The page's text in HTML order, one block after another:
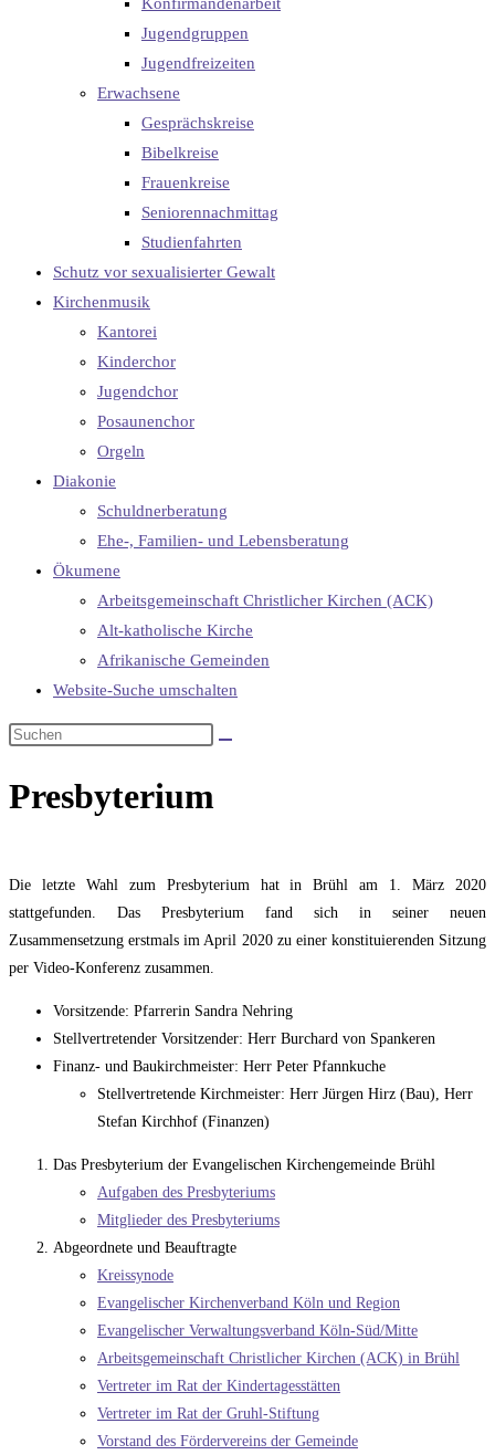
Jugendgruppen
Jugendfreizeiten
Erwachsene
Gesprächskreise
Bibelkreise
Frauenkreise
Seniorennachmittag
Studienfahrten
Schutz vor sexualisierter Gewalt
Kirchenmusik
Kantorei
Kinderchor
Jugendchor
Posaunenchor
Orgeln
Diakonie
Schuldnerberatung
Ehe-, Familien- und Lebensberatung
Ökumene
Arbeitsgemeinschaft Christlicher Kirchen (ACK)
Alt-katholische Kirche
Afrikanische Gemeinden
Website-Suche umschalten
Presbyterium
Die letzte Wahl zum Presbyterium hat in Brühl am 1. März 2020
stattgefunden. Das Presbyterium fand sich in seiner neuen
Zusammensetzung erstmals im April 2020 zu einer konstituierenden Sitzung
per Video-Konferenz zusammen.
Vorsitzende: Pfarrerin Sandra Nehring
Stellvertretender Vorsitzender: Herr Burchard von Spankeren
Finanz- und Baukirchmeister: Herr Peter Pfannkuche
Stellvertretende Kirchmeister: Herr Jürgen Hirz (Bau), Herr
Stefan Kirchhof (Finanzen)
Das Presbyterium der Evangelischen Kirchengemeinde Brühl
Aufgaben des Presbyteriums
Mitglieder des Presbyteriums
Abgeordnete und Beauftragte
Kreissynode
Evangelischer Kirchenverband Köln und Region
Evangelischer Verwaltungsverband Köln-Süd/Mitte
Arbeitsgemeinschaft Christlicher Kirchen (ACK) in Brühl
Vertreter im Rat der Kindertagesstätten
Vertreter im Rat der Gruhl-Stiftung
Vorstand des Fördervereins der Gemeinde